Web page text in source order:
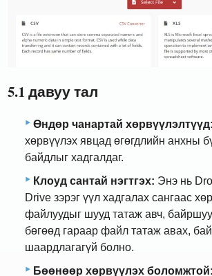
5.1 давуу тал
Өндөр чанартай хөрвүүлэлтүүд:
хөрвүүлэх явцад өгөгдлийн анхны
байдлыг хадгалдаг.
Клоуд сантай нэгтгэх: Энэ нь
Drive зэрэг үүл хадгалах сангаас
файлуудыг шууд татаж авч,
бөгөөд гараар файл татаж авах,
шаардлагагүй болно.
Бөөнөөр хөрвүүлэх боломжтой: